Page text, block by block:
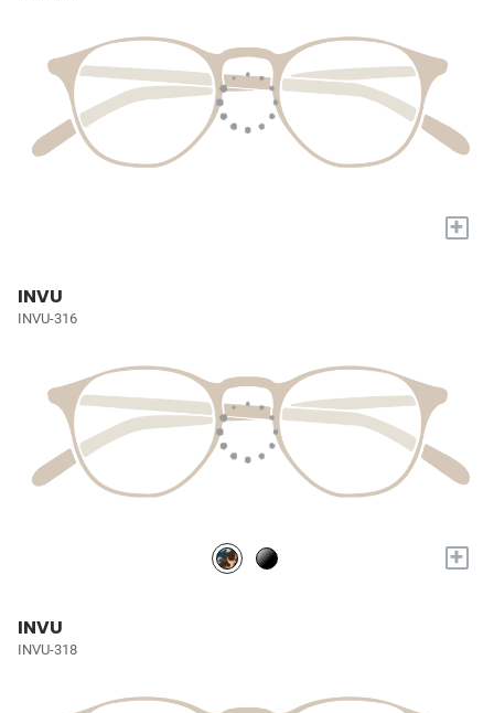
+
INVU
INVU-316
+
INVU
INVU-318